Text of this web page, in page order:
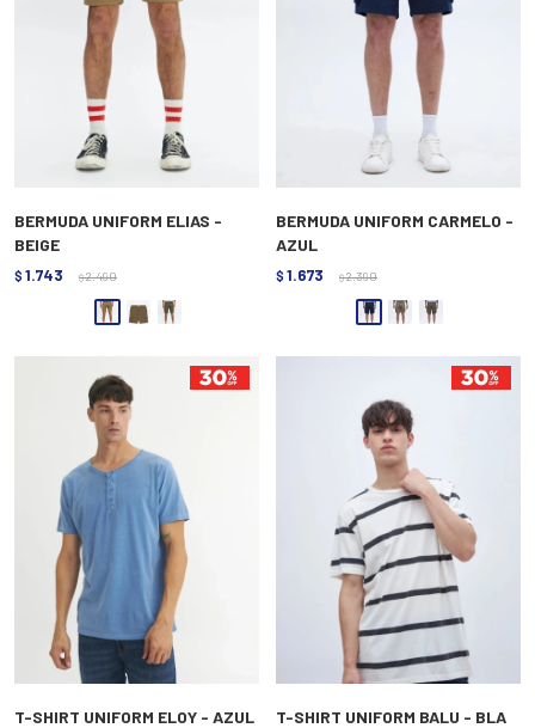
BERMUDA UNIFORM ELIAS -
BEIGE
$ 1.743 $ 2.490
BERMUDA UNIFORM CARMELO -
AZUL
$ 1.673 $ 2.390
T-SHIRT UNIFORM ELOY - AZUL
T-SHIRT UNIFORM BALU - BLA